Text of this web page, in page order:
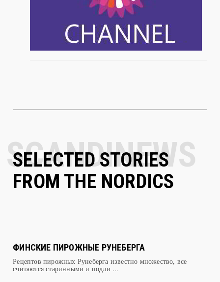
SELECTED STORIES
FROM THE NORDICS
ФИНСКИЕ ПИРОЖНЫЕ РУНЕБЕРГА
Рецептов пирожных Рунеберга известно множество, все
считаются старинными и подли ...